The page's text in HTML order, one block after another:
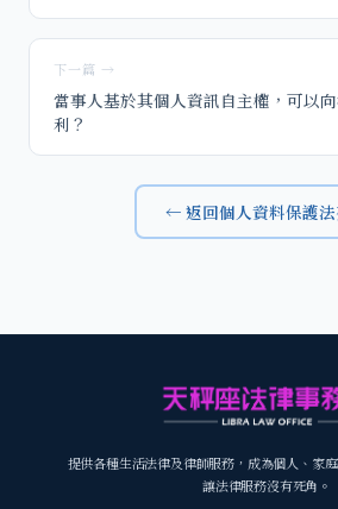
下一篇 →
當事人基於其個人資訊自主權，可以
利？
← 返回個人資料保護法
提供各種生活法律及律師服務，成為個人、家
讓法律服務沒有死角。